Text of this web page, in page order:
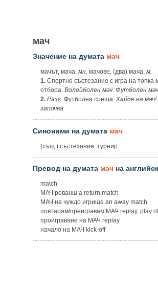
мач
Значение на думата мач
мачът, мача, мн. мачове, (два) мача, м.
1. Спортно състезание с игра на топка
отбора. Волейболен мач. Футболен
2. Разг. Футболна среща. Хайде на
започва.
Синоними на думата мач
(същ.) състезание, турнир
Превод на думата мач на
match
МАЧ реванш a return match
МАЧ на чуждо игрище an away match
повтарям/преигравам МАЧ replay, play
проиграване на МАЧ replay
начало на МАЧ kick-off